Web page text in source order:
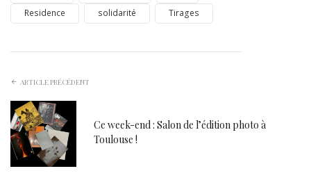
Residence
solidarité Tirages
ARTICLE PRÉCÉDENT
Ce week-end : Salon de l’édition photo à
Toulouse !